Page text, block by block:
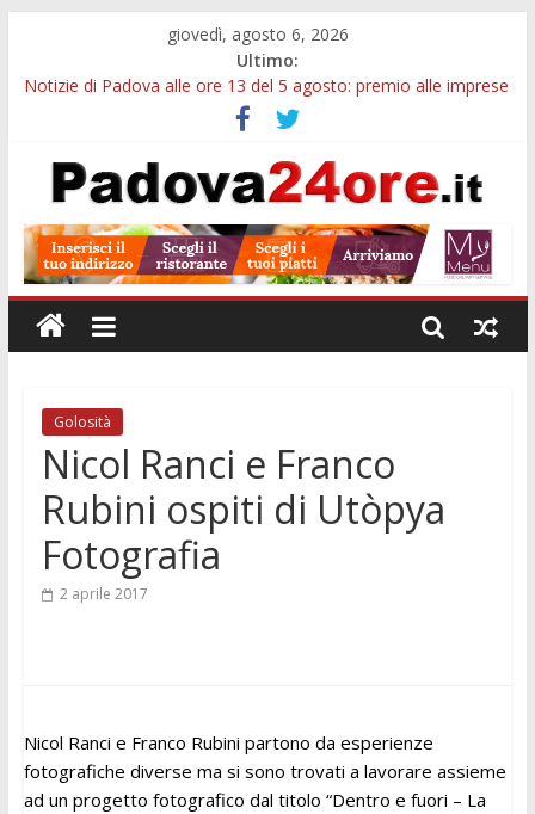
giovedì, agosto 6, 2026
Ultimo:
Notizie di Padova alle ore 13 del 5 agosto: premio alle imprese
Notizie di Padova alle ore 21: SIT torna all’utile, crescono le
auto nuove e concorsi comunali
Transizione 4.0, più tempo alle imprese del Padovano:
Quando le dimissioni non fanno perdere la NASpI: le tutele
previste nei casi di violenza di genere
Malattie neurodegenerative, uno studio dell’Università di
Padova parte dall’infiammazione intestinale
Golosità
Nicol Ranci e Franco
Rubini ospiti di Utòpya
Fotografia
2 aprile 2017
Nicol Ranci e Franco Rubini partono da esperienze
fotografiche diverse ma si sono trovati a lavorare assieme
ad un progetto fotografico dal titolo “Dentro e fuori – La